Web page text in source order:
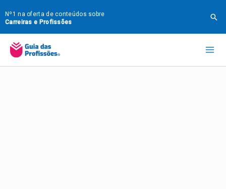
para
o
conteúdo
Nº1 na oferta de conteúdos sobre
Carreiras e Profissões